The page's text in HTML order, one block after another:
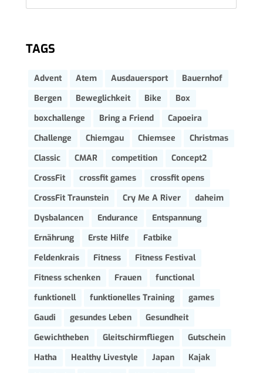
TAGS
Advent Atem Ausdauersport
Bauernhof
Bergen
Beweglichkeit Bike
Box
boxchallenge
Bring a Friend
Capoeira
Challenge
Chiemgau Chiemsee
Christmas
Classic
CMAR competition
Concept2
CrossFit
crossfit games
crossfit opens
CrossFit Traunstein
Cry Me A River
daheim
Dysbalancen
Endurance
Entspannung
Ernährung
Erste Hilfe
Fatbike
Feldenkrais
Fitness
Fitness Festival
Fitness schenken
Frauen
functional
funktionell
funktionelles Training
games
Gaudi
gesundes Leben
Gesundheit
Gewichtheben
Gleitschirmfliegen
Gutschein
Hatha
Healthy Livestyle Japan
Kajak